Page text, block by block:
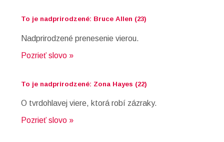
To je nadprirodzené: Bruce Allen (23)
Nadprirodzené prenesenie vierou.
Pozrieť slovo »
To je nadprirodzené: Zona Hayes (22)
O tvrdohlavej viere, ktorá robí zázraky.
Pozrieť slovo »